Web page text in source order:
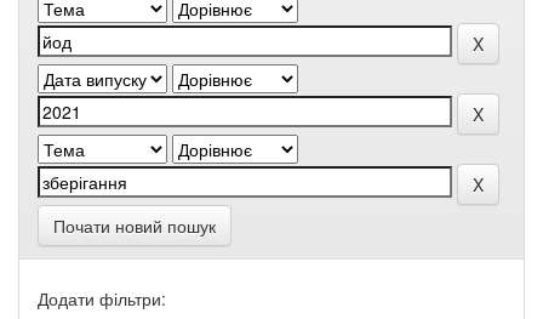
Почати новий пошук
Додати фільтри: